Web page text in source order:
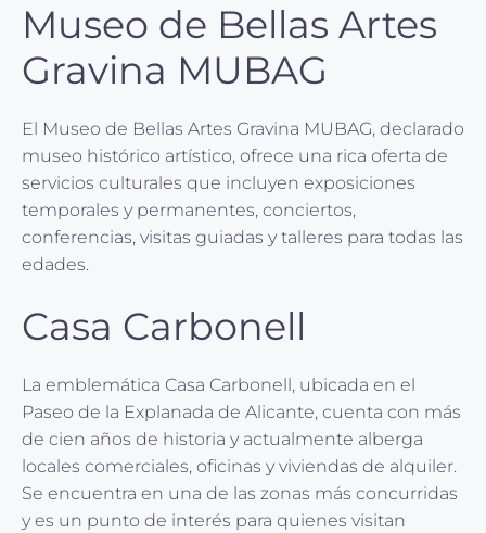
Museo de Bellas Artes
Gravina MUBAG
El Museo de Bellas Artes Gravina MUBAG, declarado
museo histórico artístico, ofrece una rica oferta de
servicios culturales que incluyen exposiciones
temporales y permanentes, conciertos,
conferencias, visitas guiadas y talleres para todas las
edades.
Casa Carbonell
La emblemática Casa Carbonell, ubicada en el
Paseo de la Explanada de Alicante, cuenta con más
de cien años de historia y actualmente alberga
locales comerciales, oficinas y viviendas de alquiler.
Se encuentra en una de las zonas más concurridas
y es un punto de interés para quienes visitan